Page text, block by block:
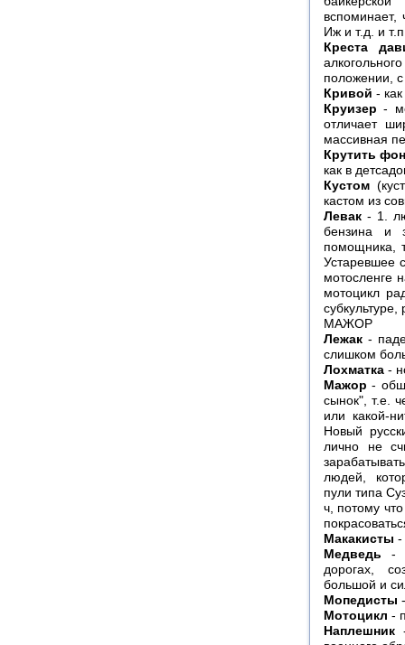
вспоминает,
Иж и т.д. и
Креста
положении,
Кривой -
Круизер -
отличает
массивная
Крутить
как в
Кустом
кастом из
Левак - 1.
бензина и
помощника,
Устаревшее
мотосленге
мотоцикл
МАЖОР
Лежак -
слишком
Лохматка -
Мажор -
сынок", т.е.
или какой-
Новый
лично не
людей,
пули типа
ч, потому
Макакисты -
Медведь -
дорогах,
большой и
Мопедисты
Мотоцикл -
Наплешник